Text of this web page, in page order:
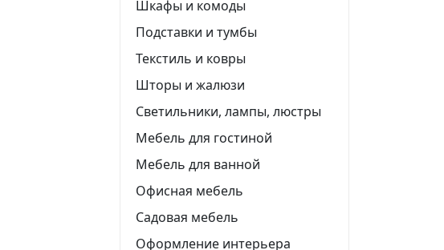
Шкафы и комоды
Подставки и тумбы
Текстиль и ковры
Шторы и жалюзи
Светильники, лампы, люстры
Мебель для гостиной
Мебель для ванной
Офисная мебель
Садовая мебель
Оформление интерьера